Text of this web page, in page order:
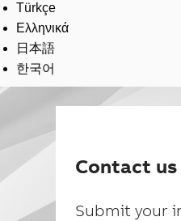
Türkçe
Ελληνικά
日本語
한국어
Contact us
Submit your